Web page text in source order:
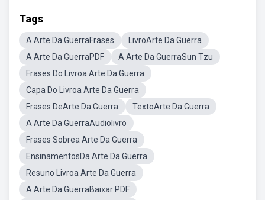
Tags
A Arte Da GuerraFrases
LivroArte Da Guerra
A Arte Da GuerraPDF
A Arte Da GuerraSun Tzu
Frases Do Livroa Arte Da Guerra
Capa Do Livroa Arte Da Guerra
Frases DeArte Da Guerra
TextoArte Da Guerra
A Arte Da GuerraAudiolivro
Frases Sobrea Arte Da Guerra
EnsinamentosDa Arte Da Guerra
Resuno Livroa Arte Da Guerra
A Arte Da GuerraBaixar PDF